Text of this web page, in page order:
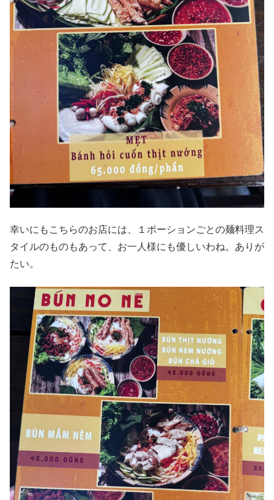
幸いにもこちらのお店には、１ポーションごとの麺料理ス
タイルのものもあって、お一人様にも優しいわね。ありが
たい。